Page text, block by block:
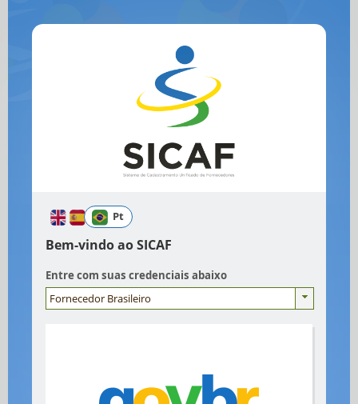
Pt
Bem-vindo ao SICAF
Entre com suas credenciais abaixo
Fornecedor Brasileiro